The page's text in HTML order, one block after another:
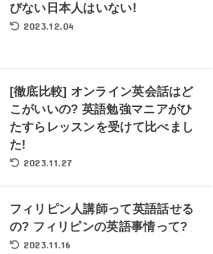
びない日本人はいない!
2023.12.04
[徹底比較] オンライン英会話はど
こがいいの? 英語勉強マニアがひ
たすらレッスンを受けて比べまし
た!
2023.11.27
フィリピン人講師って英語話せる
の? フィリピンの英語事情って?
2023.11.16